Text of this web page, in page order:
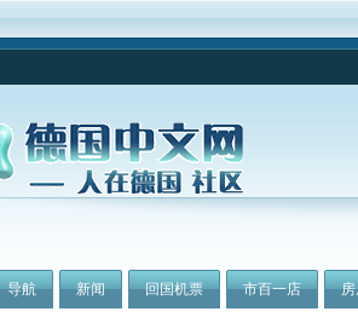
导航 新闻 回国机票 市百一店